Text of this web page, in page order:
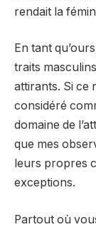
rendait la
En tant
traits
attirants. Si ce
considéré
domaine de
que mes
leurs propres
exceptions.
Partout où